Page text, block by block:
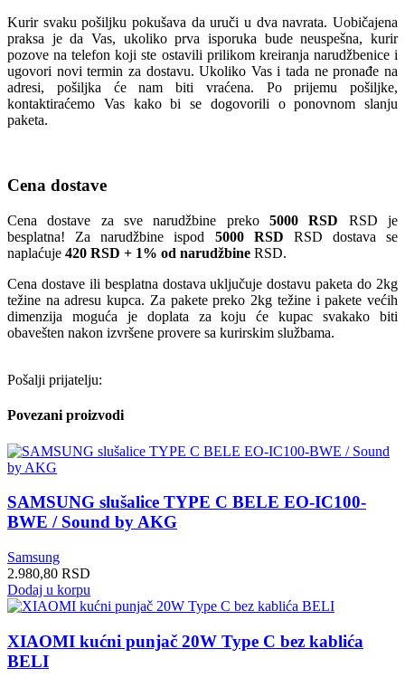
Kurir svaku pošiljku pokušava da uruči u dva navrata. Uobičajena
praksa je da Vas, ukoliko prva isporuka bude neuspešna, kurir
pozove na telefon koji ste ostavili prilikom kreiranja narudžbenice i
ugovori novi termin za dostavu. Ukoliko Vas i tada ne pronađe na
adresi, pošiljka će nam biti vraćena. Po prijemu pošiljke,
kontaktiraćemo Vas kako bi se dogovorili o ponovnom slanju
paketa.
Cena dostave
Cena dostave za sve narudžbine preko 5000 RSD RSD je
besplatna! Za narudžbine ispod 5000 RSD RSD dostava se
naplaćuje 420 RSD + 1% od narudžbine RSD.
Cena dostave ili besplatna dostava uključuje dostavu paketa do 2kg
težine na adresu kupca. Za pakete preko 2kg težine i pakete većih
dimenzija moguća je doplata za koju će kupac svakako biti
obavešten nakon izvršene provere sa kurirskim službama.
Pošalji prijatelju:
Povezani proizvodi
SAMSUNG slušalice TYPE C BELE EO-IC100-
BWE / Sound by AKG
Samsung
2.980,80 RSD
Dodaj u korpu
XIAOMI kućni punjač 20W Type C bez kablića
BELI